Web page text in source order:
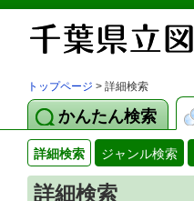
トップページ > 詳細検索
かんたん検索
詳細検索 ジャンル検索
詳細検索